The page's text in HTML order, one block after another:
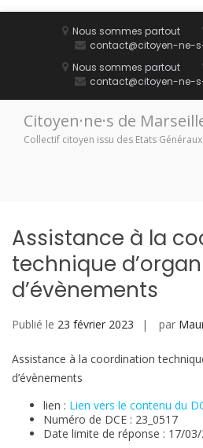
Nous sommes partout
contact@citoyen-ne-
Nous sommes partout
contact@citoyen-ne-
Citoyen·ne·s de
Collectif citoyen issu des Etats
Assistance à la
technique
d’évènements
Publié le 23 février 2023 par
Assistance à la coordination
d’évènements
lien : Lien vers le contenu du
Numéro de DCE : 23_0517
Date limite de réponse : 17/